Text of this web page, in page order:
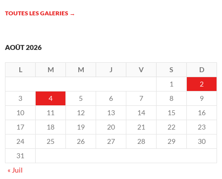
TOUTES LES GALERIES →
AOÛT 2026
L M M J V S
D
1
2
3
4 5 6 7 8
9
10
11 12 13 14 15
16
17
18 19 20 21 22
23
24
25 26 27 28 29
30
31
« Juil